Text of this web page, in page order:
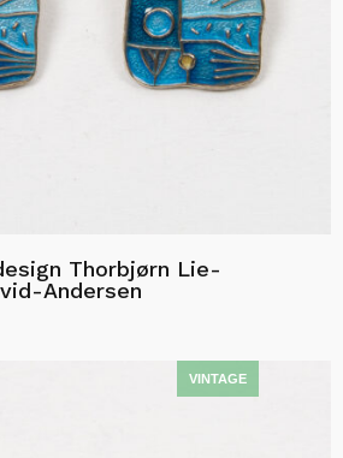
Thorbjørn Lie-
Andersen